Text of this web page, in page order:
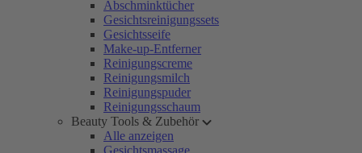
Abschminktücher
Gesichtsreinigungssets
Gesichtsseife
Make-up-Entferner
Reinigungscreme
Reinigungsmilch
Reinigungspuder
Reinigungsschaum
Beauty Tools & Zubehör
Alle anzeigen
Gesichtsmassage